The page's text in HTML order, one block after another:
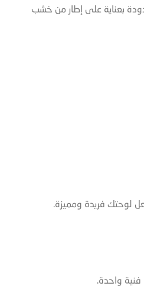
بعناية على إطار من خشب
لوحتك فريدة ومميزة.
واحدة.